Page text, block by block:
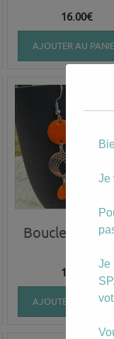
16.00€
AJOUTER AU
Boucles Paula
14.00
AJOUTER AU
Je
Je